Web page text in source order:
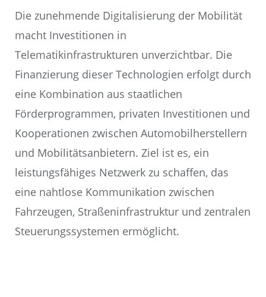
Die zunehmende Digitalisierung der Mobilität
macht Investitionen in
Telematikinfrastrukturen unverzichtbar. Die
Finanzierung dieser Technologien erfolgt durch
eine Kombination aus staatlichen
Förderprogrammen, privaten Investitionen und
Kooperationen zwischen Automobilherstellern
und Mobilitätsanbietern. Ziel ist es, ein
leistungsfähiges Netzwerk zu schaffen, das
eine nahtlose Kommunikation zwischen
Fahrzeugen, Straßeninfrastruktur und zentralen
Steuerungssystemen ermöglicht.